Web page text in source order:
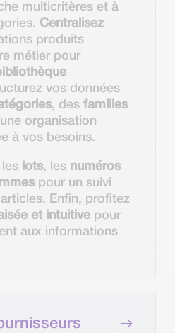
multicritères et à
Centralisez
produits
métier pour
vos données
, des familles
organisation
à vos besoins.
lots, lesnuméros
pour un suivi
Enfin, profitez
et intuitivepour
aux informations
$